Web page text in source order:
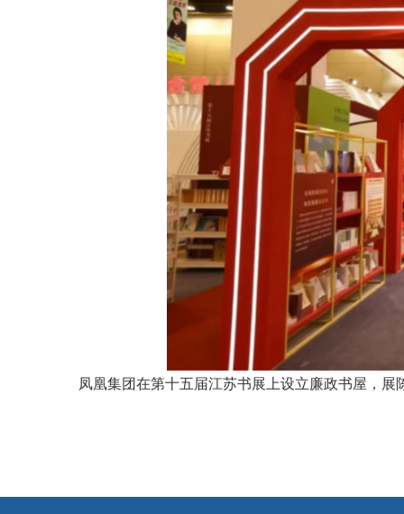
凤凰集团在第十五届江苏书展上设立廉政书屋，